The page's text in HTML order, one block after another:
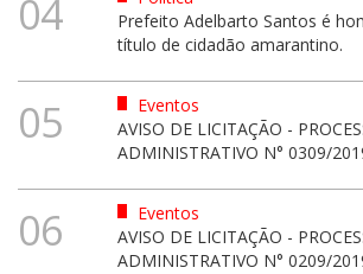
04
Prefeito Adelbarto Santos é
título de cidadão amarantino.
05
Eventos
AVISO DE LICITAÇÃO -
ADMINISTRATIVO N° 0309/
06
Eventos
AVISO DE LICITAÇÃO -
ADMINISTRATIVO N° 0209/